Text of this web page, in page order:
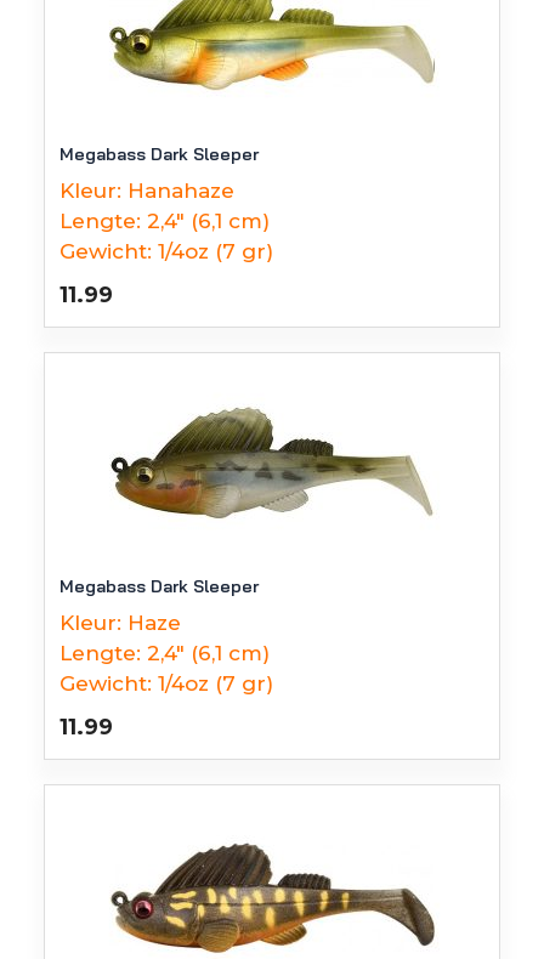
Megabass Dark Sleeper
Kleur: Hanahaze
Lengte: 2,4" (6,1 cm)
Gewicht: 1/4oz (7 gr)
11.99
Megabass Dark Sleeper
Kleur: Haze
Lengte: 2,4" (6,1 cm)
Gewicht: 1/4oz (7 gr)
11.99